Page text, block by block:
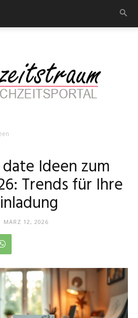
–
Portal
Ideen zum
Trends für Ihre
MÄRZ 12, 2026